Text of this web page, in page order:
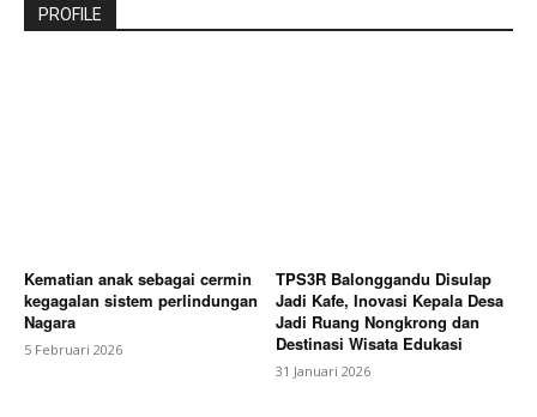
PROFILE
Kematian anak sebagai cermin
kegagalan sistem perlindungan
Nagara
5 Februari 2026
TPS3R Balonggandu Disulap
Jadi Kafe, Inovasi Kepala Desa
Jadi Ruang Nongkrong dan
Destinasi Wisata Edukasi
31 Januari 2026